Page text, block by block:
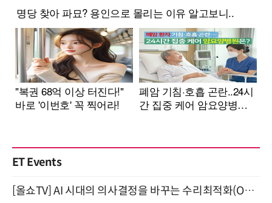
ET Events
[올쇼TV] AI 시대의 의사결정을 바꾸는 수리최적화(Optimization) 소개 (8/20 생방송)